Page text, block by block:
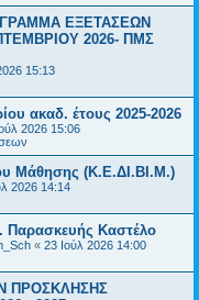
ΕΞΕΤΑΣΕΩΝ
2026- ΠΜΣ
15:13
ακαδ. έτους 2025-2026
2026 15:06
Μάθησης (Κ.Ε.ΔΙ.ΒΙ.Μ.)
2026 14:14
Παρασκευής Καστέλο
« 23 Ιούλ 2026 14:00
ΠΡΟΣΚΛΗΣΗΣ